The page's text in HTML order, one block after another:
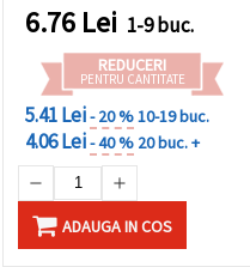
6.76 Lei 1-9 buc.
REDUCERI
PENTRU CANTITATE
5.41 Lei- 20 %10-19 buc.
4.06 Lei- 40 % 20 buc. +
ADAUGA IN COS